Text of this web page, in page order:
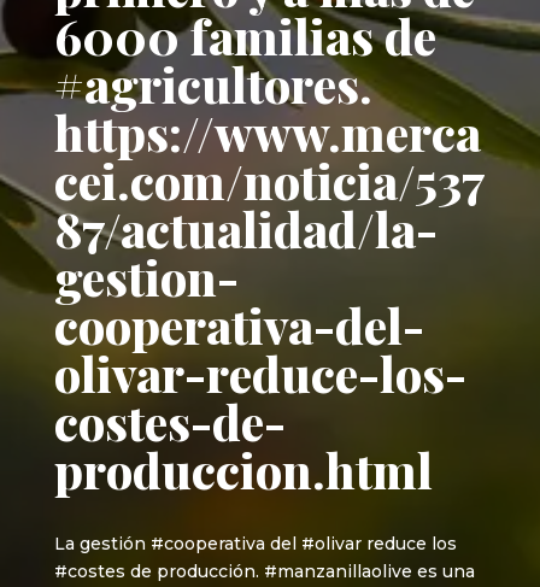
6000 familias de
#agricultores.
https://www.merca
cei.com/noticia/537
87/actualidad/la-
gestion-
cooperativa-del-
olivar-reduce-los-
costes-de-
produccion.html
La gestión #cooperativa del #olivar reduce los
#costes de producción. #manzanillaolive es una